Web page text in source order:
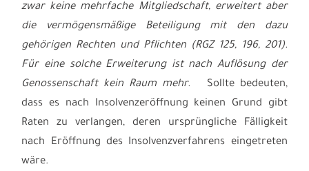
zwar keine mehrfache Mitgliedschaft, erweitert aber
die vermögensmäßige Beteiligung mit den dazu
gehörigen Rechten und Pflichten (RGZ 125, 196, 201).
Für eine solche Erweiterung ist nach Auflösung der
Genossenschaft kein Raum mehr.
Sollte bedeuten,
dass es nach Insolvenzeröffnung keinen Grund gibt
Raten zu verlangen, deren ursprüngliche Fälligkeit
nach Eröffnung des Insolvenzverfahrens eingetreten
wäre.